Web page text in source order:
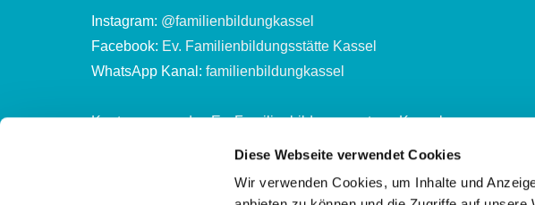
Diese Webseite verwendet Cookies
Wir verwenden Cookies, um Inhalte und
Instagram: @familienbildungkassel
Facebook: Ev. Familienbildungsstätte Kassel
WhatsApp Kanal: familienbildungkassel
Kontonummer des Ev. Familienbildungszentrum Kassel:
Evang. Stadtkirchenkreis Kassel